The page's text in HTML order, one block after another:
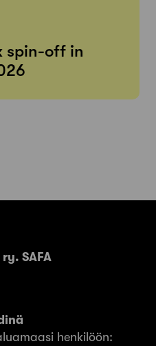
spin-off in
SAFA
henkilöön: